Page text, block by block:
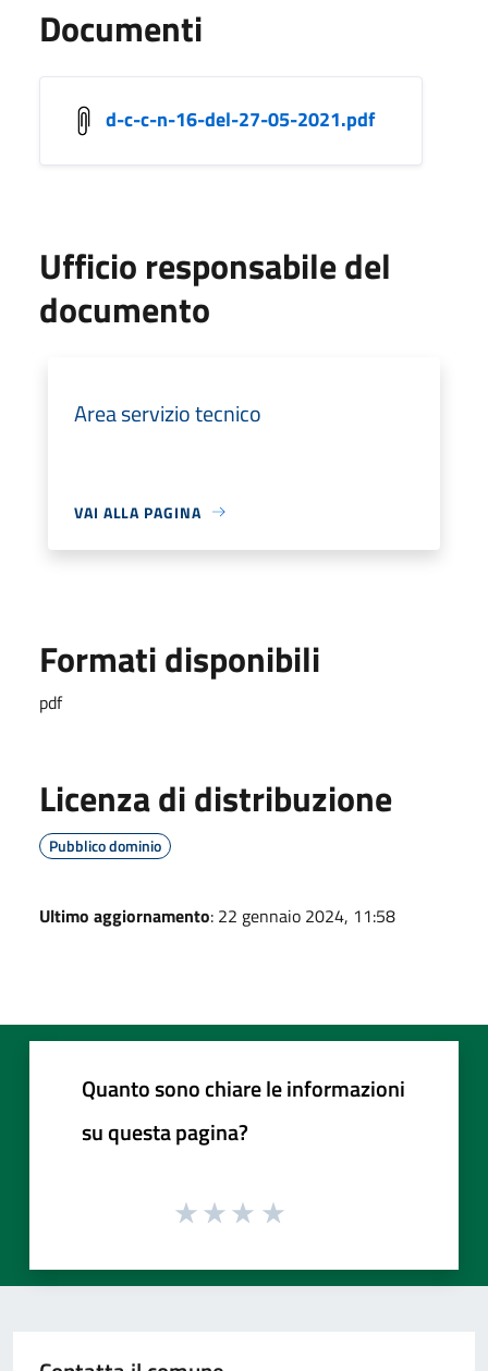
Documenti
d-c-c-n-16-del-27-05-2021.pdf
Ufficio responsabile del
documento
Area servizio tecnico
VAI ALLA PAGINA
Formati disponibili
pdf
Licenza di distribuzione
Pubblico dominio
Ultimo aggiornamento: 22 gennaio 2024, 11:58
Quanto sono chiare le informazioni
su questa pagina?